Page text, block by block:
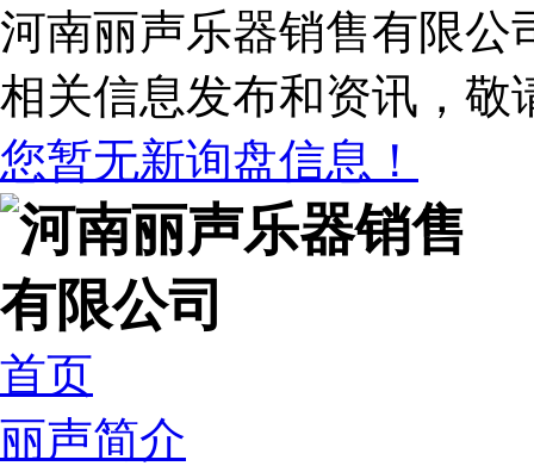
河南丽声乐器销售有限公
相关信息发布和资讯，敬
您暂无新询盘信息！
首页
丽声简介